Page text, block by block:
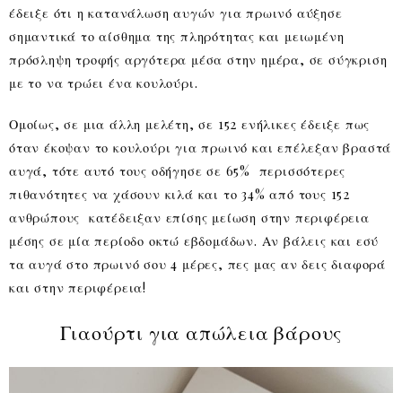
έδειξε ότι η κατανάλωση αυγών για πρωινό αύξησε
σημαντικά το αίσθημα της πληρότητας και μειωμένη
πρόσληψη τροφής αργότερα μέσα στην ημέρα, σε σύγκριση
με το να τρώει ένα κουλούρι.
Ομοίως, σε μια άλλη μελέτη, σε 152 ενήλικες έδειξε πως
όταν έκοψαν το κουλούρι για πρωινό και επέλεξαν βραστά
αυγά, τότε αυτό τους οδήγησε σε 65% περισσότερες
πιθανότητες να χάσουν κιλά και το 34% από τους 152
ανθρώπους κατέδειξαν επίσης μείωση στην περιφέρεια
μέσης σε μία περίοδο οκτώ εβδομάδων. Αν βάλεις και εσύ
τα αυγά στο πρωινό σου 4 μέρες, πες μας αν δεις διαφορά
και στην περιφέρεια!
Γιαούρτι για απώλεια βάρους